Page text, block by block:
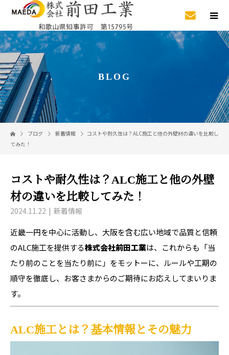
BLOG
ブログ 新着情報
コストや耐久性は？ALC施工と他の外壁材の違いを比較し
てみた！
コストや耐久性は？ALC施工と他の外壁
材の違いを比較してみた！
2024.11.22 新着情報
近畿一円を中心に活動し、大阪を含む広い地域で品質と信頼
のALC施工を提供する株式会社前田工業は、これからも「当
たり前のことを当たり前に」をモットーに、ルールや工期の
順守を徹底し、お客さまからのご期待にお応えしてまいりま
す。
ALC施工とは？基本情報とその魅力